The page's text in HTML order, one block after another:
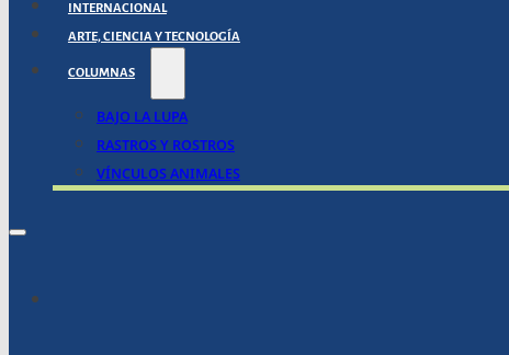
INTERNACIONAL
ARTE, CIENCIA Y TECNOLOGÍA
COLUMNAS
BAJO LA LUPA
RASTROS Y ROSTROS
VÍNCULOS ANIMALES